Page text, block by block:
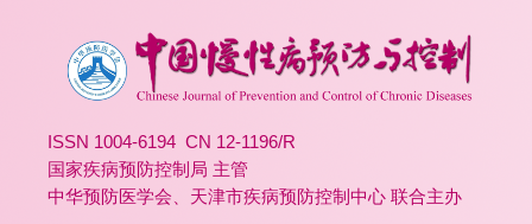
ISSN 1004-6194 CN 12-1196/R
国家疾病预防控制局 主管
中华预防医学会、天津市疾病预防控制中心 联合主办